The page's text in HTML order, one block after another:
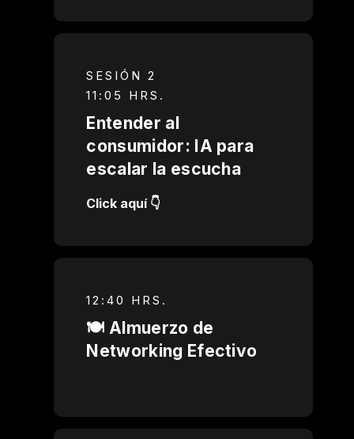
SESIÓN 2
11:05 HRS.
Entender al
consumidor: IA para
escalar la escucha
Click aquí 👇
12:40 HRS.
🍽️ Almuerzo de
Networking Efectivo